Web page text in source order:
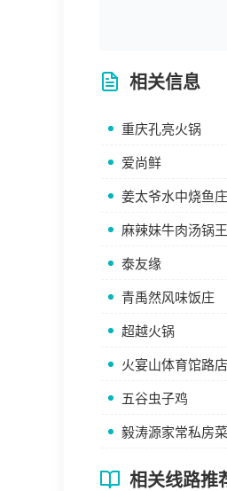
相关信息
重庆孔亮火锅
爱尚鲜
姜太爷水中烧鱼庄
麻辣妹牛肉汤锅王
泰友缘
青禹然风味饭庄
超越火锅
火宴山体育馆路店
五谷虫子鸡
毅涛源家常私房菜
相关线路推